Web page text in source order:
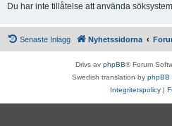
Du har inte tillåtelse att använda
Senaste Inlägg Nyhetssidorna
Drivs av phpBB® Forum
Swedish translation by phpBB
Integritetspolicy |